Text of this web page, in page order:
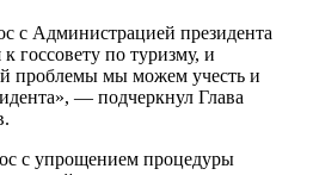
с Администрацией президента
госсовету по туризму, и
проблемы мы можем учесть и
— подчеркнул Глава
с упрощением процедуры